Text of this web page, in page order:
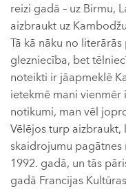
reizi gadā – uz Birmu,
aizbraukt uz
Tā kā nāku no
glezniecība, bet
noteikti ir jāapmeklē
ietekmē mani vienmēr
notikumi, man vēl
Vēlējos turp aizbraukt,
skaidrojumu
1992. gadā, un tās
gadā Francijas